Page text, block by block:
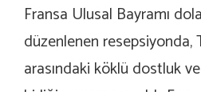
Fransa Ulusal Bayramı
düzenlenen resepsiyonda,
arasındaki köklü dostluk